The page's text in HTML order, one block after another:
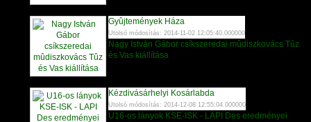
Gyûjtemények Háza
Utolsó módosítás: 2014-11-02 12:05:40.000000
Nagy István Gábor csíkszeredai mûdiszkovács Tûz
és Vas kiállítása
Kézdivásárhelyi Kosárlabda
Utolsó módosítás: 2014-12-08 12:55:04.000000
U16-os lányok KSE-ISK - LAPI Des eredményei